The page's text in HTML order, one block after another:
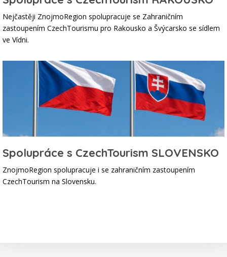
Nejčastěji ZnojmoRegion spolupracuje se Zahraničním
zastoupením CzechTourismu pro Rakousko a Švýcarsko se sídlem
ve Vídni.
Spolupráce s CzechTourism SLOVENSKO
ZnojmoRegion spolupracuje i se zahraničním zastoupením
CzechTourism na Slovensku.